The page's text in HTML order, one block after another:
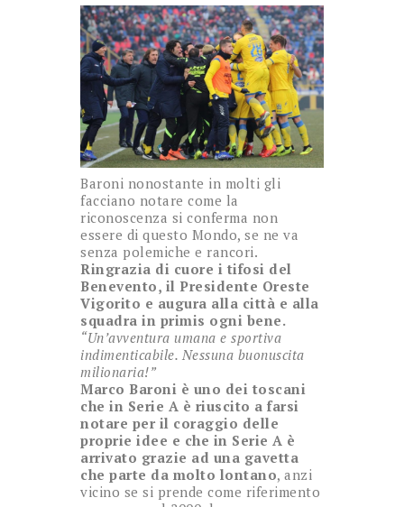
Baroni nonostante in molti gli
facciano notare come la
riconoscenza si conferma non
essere di questo Mondo, se ne va
senza polemiche e rancori.
Ringrazia di cuore i tifosi del
Benevento, il Presidente Oreste
Vigorito e augura alla città e alla
squadra in primis ogni bene.
“Un’avventura umana e sportiva
indimenticabile. Nessuna buonuscita
milionaria!”
Marco Baroni è uno dei toscani
che in Serie A è riuscito a farsi
notare per il coraggio delle
proprie idee e che in Serie A è
arrivato grazie ad una gavetta
che parte da molto lontano, anzi
vicino se si prende come riferimento